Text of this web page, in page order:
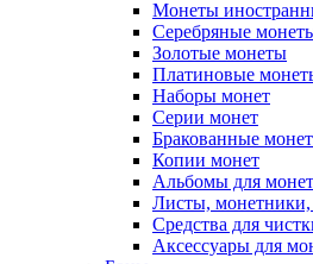
Монеты
Серебряные
Золотые монеты
Платиновые
Наборы монет
Серии монет
Бракованные
Копии монет
Альбомы для монет
Листы, монетники,
Средства для
Аксессуары для